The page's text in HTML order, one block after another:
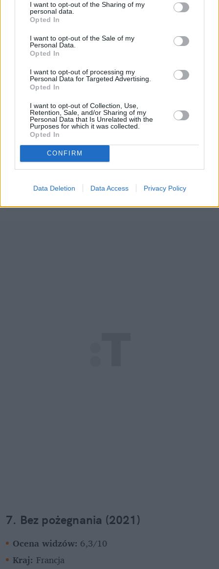
I want to opt-out of the Sharing of my
personal data.
Opted In
I want to opt-out of the Sale of my
Personal Data.
Opted In
I want to opt-out of processing my
Personal Data for Targeted Advertising.
Opted In
I want to opt-out of Collection, Use,
Retention, Sale, and/or Sharing of my
Personal Data that Is Unrelated with the
Purposes for which it was collected.
Opted In
CONFIRM
Data Deletion Data Access Privacy Policy
Na zamożnym osiedlu, gdzie lokalna społeczność
codzienność toczy się spokojnym rytmem. Wszystko
zmienia się po śmierci nastolatka, po której jego
przyjaciel, osiemnastoletni Adam, znika bez śladu.
Niebezpieczeństwo szybko narasta, a zaniepokojeni
rodzice zrobią wszystko, by ochronić swoje dzieci.
Tymczasem młodzi, stojąc u progu dorosłości, biorą
sprawy w swoje ręce. Drugi polski serial Netfliksa
według książki Harlana Cobena z Mogdaleną
7. Bez pożegnania (2021)
Ocena widzów: 6,3/10
Kraj: Francja